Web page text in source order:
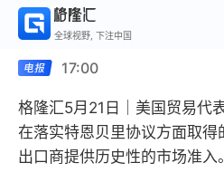
全球视野, 下注中国
17:00
格隆汇5月21日｜美国贸易代
在落实特恩贝里协议方面取得
出口商提供历史性的市场准入。